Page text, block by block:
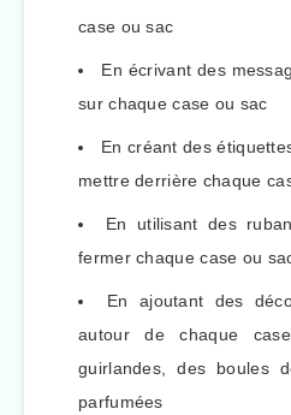
case ou sac
En écrivant des
sur chaque case ou sac
En créant des
mettre derrière chaque
En utilisant des
fermer chaque case ou
En ajoutant des
autour de chaque
guirlandes, des boules
parfumées